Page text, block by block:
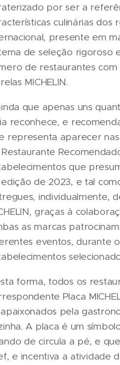
por ser a
culinárias
presente em
de seleção rigoroso
de restaurantes
MICHELIN.
que apenas uns
reconhece, e
representa aparecer
que
de 2023, e tal
individualmente,
graças à
as marcas
eventos, durante
forma, todos os
Placa
pela
A placa é um
de circula a pé, e
e incentiva a atividade